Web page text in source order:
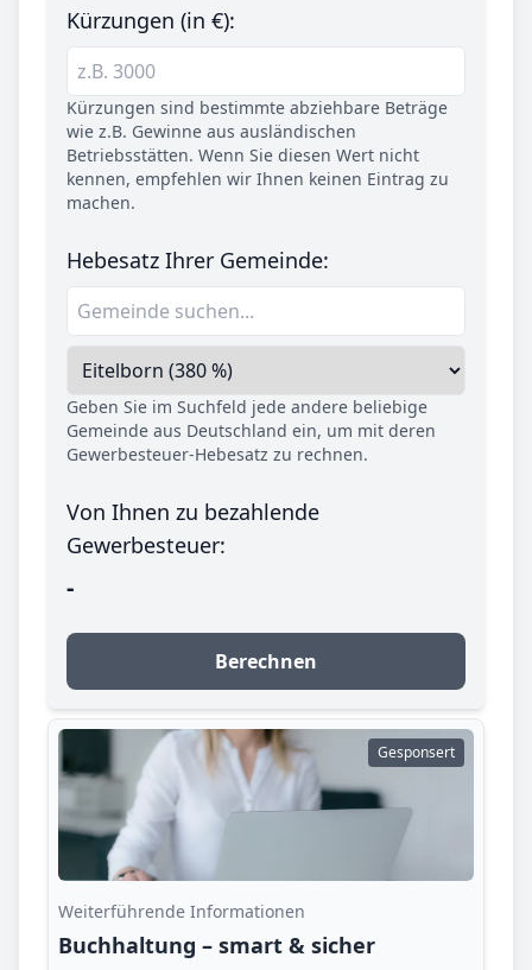
Kürzungen (in €):
Kürzungen sind bestimmte abziehbare Beträge
wie z.B. Gewinne aus ausländischen
Betriebsstätten. Wenn Sie diesen Wert nicht
kennen, empfehlen wir Ihnen keinen Eintrag zu
machen.
Hebesatz Ihrer Gemeinde:
Geben Sie im Suchfeld jede andere beliebige
Gemeinde aus Deutschland ein, um mit deren
Gewerbesteuer-Hebesatz zu rechnen.
Von Ihnen zu bezahlende
Gewerbesteuer:
-
Berechnen
Gesponsert
Weiterführende Informationen
Buchhaltung – smart & sicher